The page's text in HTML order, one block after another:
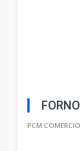
PCM